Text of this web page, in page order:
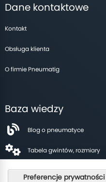
Dane kontaktowe
Kontakt
Obsługa klienta
O firmie Pneumatig
Baza wiedzy
Blog o pneumatyce
Tabela gwintów, rozmiary